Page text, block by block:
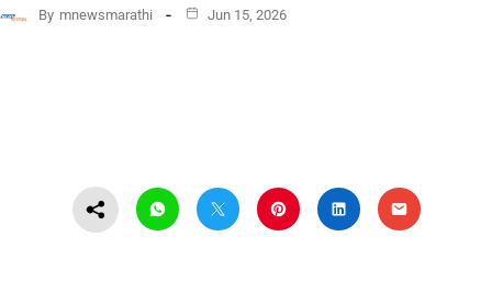
By mnewsmarathi Jun 15, 2026